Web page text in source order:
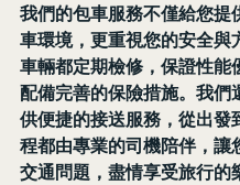
我們的包車服務不僅給您提
車環境，更重視您的安全與
車輛都定期檢修，保證性能
配備完善的保險措施。我們
供便捷的接送服務，從出發
程都由專業的司機陪伴，讓
交通問題，盡情享受旅行的